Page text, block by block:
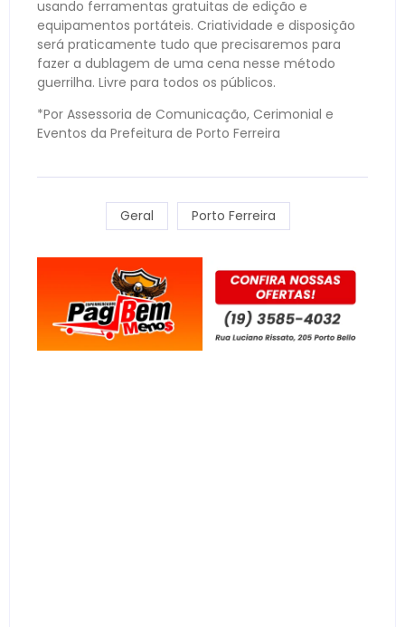
usando ferramentas gratuitas de edição e
equipamentos portáteis. Criatividade e disposição
será praticamente tudo que precisaremos para
fazer a dublagem de uma cena nesse método
guerrilha. Livre para todos os públicos.
*Por Assessoria de Comunicação, Cerimonial e
Eventos da Prefeitura de Porto Ferreira
Geral Porto Ferreira